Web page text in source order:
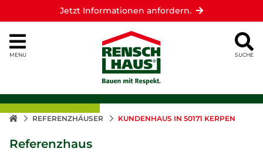
Jetzt Informationen anfordern.
MENU SUCHE
REFERENZHÄUSER KUNDENHAUS IN 50171 KERPEN
Referenzhaus